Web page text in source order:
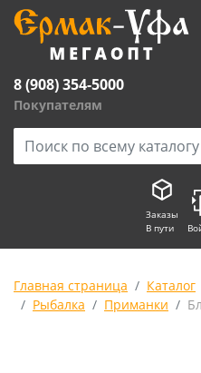
8 (908) 354-5000
Покупателям
Заказы
В пути
Главная страница Каталог
Рыбалка
Приманки